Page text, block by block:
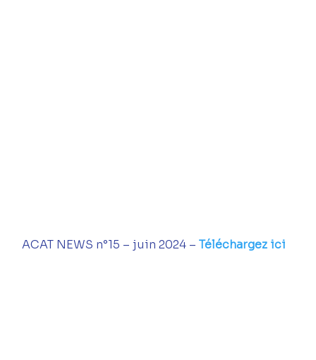
ACAT NEWS n°15 – juin 2024 – Téléchargez ici